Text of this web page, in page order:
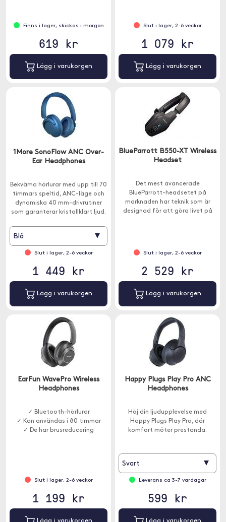
Finns i lager, skickas i morgon
619 kr
Lägg i varukorgen
Slut i lager, 2-6 veckor
1 079 kr
Lägg i varukorgen
1More SonoFlow ANC Over-
Ear Headphones
Bekväma hörlurar med upp till 70
timmars speltid, ANC-läge och
dynamiska 40 mm-drivrutiner
som garanterar kristallklart ljud.
brusreduceringstekniken
Blå ▾
Slut i lager, 2-6 veckor
1 449 kr
Lägg i varukorgen
BlueParrott B550-XT Wireless
Headset
Det mest avancerade
BlueParrott-headsetet på
marknaden har teknik som är
designad för att göra livet på
Slut i lager, 2-6 veckor
2 529 kr
Lägg i varukorgen
EarFun WavePro Wireless
Headphones
✓ Bluetooth-hörlurar
✓ Kan användas i 80 timmar
✓ De har brusreducering
Slut i lager, 2-6 veckor
1 199 kr
Happy Plugs Play Pro ANC
Headphones
Höj din ljudupplevelse med
Happy Plugs Play Pro, där
komfort möter prestanda.
Svart ▾
Leverans ca 3-7 vardagar
599 kr